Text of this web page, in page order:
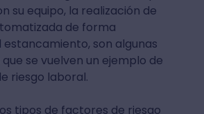
su equipo, la realización de
de forma
son algunas
se vuelven un ejemplo de
riesgo laboral.
tipos de factores de riesgo